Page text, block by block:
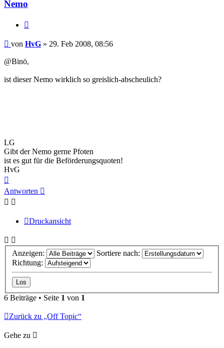
Nemo
Beitrag
von HvG » 29. Feb 2008, 08:56
@Binö,
ist dieser Nemo wirklich so greislich-abscheulich?
LG
Gibt der Nemo gerne Pfoten
ist es gut für die Beförderungsquoten!
HvG
oben
Antworten
Druckansicht
Anzeigen:
Sortiere nach:
Richtung:
6 Beiträge • Seite 1 von 1
Zurück zu „Off Topic“
Gehe zu